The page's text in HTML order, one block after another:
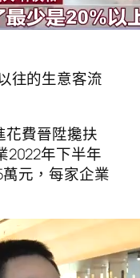
往的生意客流
花費晉陞攙扶
2022年下半年
元，每家企業